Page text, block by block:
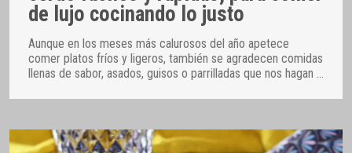
de lujo cocinando lo justo
Aunque en los meses más calurosos del año apetece
comer platos fríos y ligeros, también se agradecen comidas
llenas de sabor, asados, guisos o parrilladas que nos hagan